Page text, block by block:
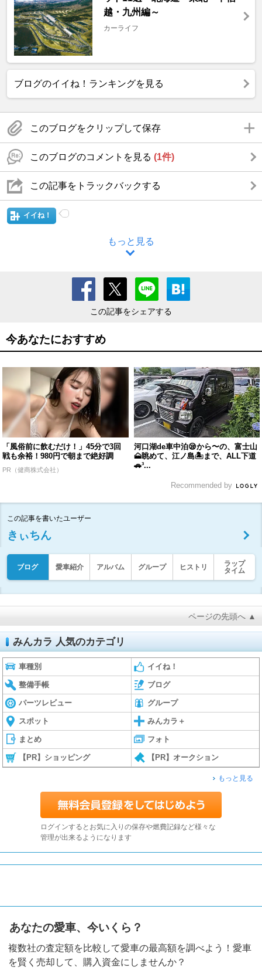
越・九州編～
カーライフ
ブログのイイね！ランキングを見る
このブログをクリップして保存
このブログのコメントを見る (1件)
この記事をトラックバックする
イイね！
もっと見る
この記事をシェアする
今あなたにおすすめ
「風俗前に飲むだけ！」45分で3回
戦も余裕！980円で朝まで絶好調
PR（健商株式会社）
河口湖de車中泊😪から〜の、富士山
🗻眺めて、江ノ島🏝まで、ALL下道
🚗³...
Recommended by
この記事を書いたユーザー
きぃちん
ブログ 愛車紹介 アルバム グループ ヒストリ
ラップ
タイム
ページの先頭へ ▲
みんカラ 人気のカテゴリ
車種別 イイね！
整備手帳 ブログ
パーツレビュー グループ
スポット みんカラ＋
まとめ フォト
【PR】ショッピング 【PR】オークション
もっと見る
ログインするとお気に入りの保存や燃費記録など様々な
管理が出来るようになります
あなたの愛車、今いくら？
複数社の査定額を比較して愛車の最高額を調べよう！愛車
を賢く売却して、購入資金にしませんか？